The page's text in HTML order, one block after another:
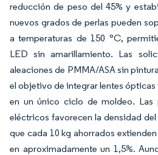
reducción de peso del 45% y
nuevos grados de perlas pueden
a temperaturas de 150 °C,
LED sin amarillamiento. Las
aleaciones de PMMA/ASA sin
el objetivo de integrar lentes ópticas
en un único ciclo de moldeo. Las
eléctricos favorecen la densidad
que cada 10 kg ahorrados
en aproximadamente un 1,5%.